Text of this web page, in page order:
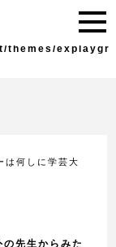
explayground/e
themes/explaygr
何しに学芸大
先生からみた